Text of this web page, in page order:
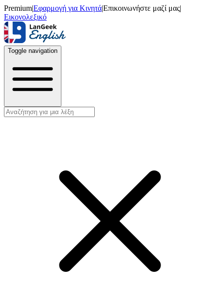
Premium|Εφαρμογή για Κινητά|Επικοινωνήστε μαζί μας|
Εικονολεξικό
Toggle navigation